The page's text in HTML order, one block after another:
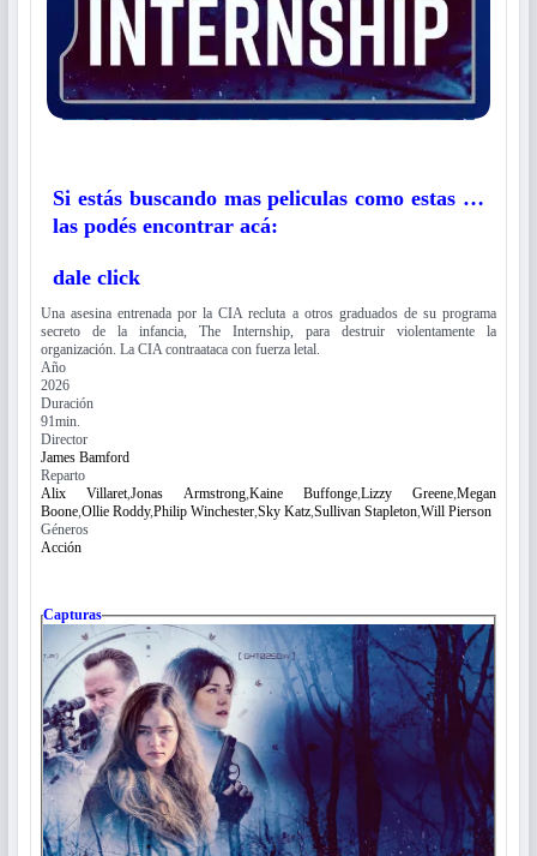
Si estás buscando mas peliculas como estas …
las podés encontrar acá:
dale click
Una asesina entrenada por la CIA recluta a otros graduados de su programa
secreto de la infancia, The Internship, para destruir violentamente la
organización. La CIA contraataca con fuerza letal.
Año
2026
Duración
91min.
Director
James Bamford
Reparto
Alix Villaret,Jonas Armstrong,Kaine Buffonge,Lizzy Greene,Megan
Boone,Ollie Roddy,Philip Winchester,Sky Katz,Sullivan Stapleton,Will Pierson
Géneros
Acción
Capturas